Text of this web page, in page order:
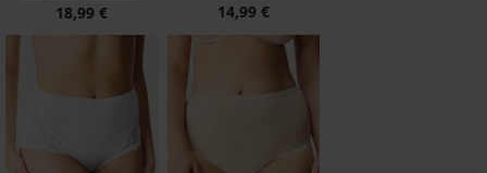
18,99 €
14,99 €